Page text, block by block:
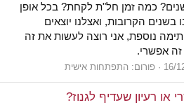
כמה זמן חל"ת לקחת? בכל אופן
בשנים הקרובות, ואצלנו יוצאים
נוספת, אני רוצה לעשות את זה
זה אפשרי.
16/ פורום: התפתחות אישית
רעיון שעדיף לגנוז?